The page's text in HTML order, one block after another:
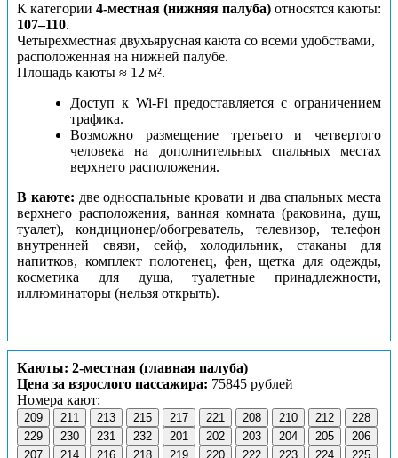
К категории 4-местная (нижняя палуба) относятся каюты:
107–110.
Четырехместная двухъярусная каюта со всеми удобствами,
расположенная на нижней палубе.
Площадь каюты ≈ 12 м².
Доступ к Wi-Fi предоставляется с ограничением
трафика.
Возможно размещение третьего и четвертого
человека на дополнительных спальных местах
верхнего расположения.
В каюте: две односпальные кровати и два спальных места
верхнего расположения, ванная комната (раковина, душ,
туалет), кондиционер/обогреватель, телевизор, телефон
внутренней связи, сейф, холодильник, стаканы для
напитков, комплект полотенец, фен, щетка для одежды,
косметика для душа, туалетные принадлежности,
иллюминаторы (нельзя открыть).
Каюты: 2-местная (главная палуба)
Цена за взрослого пассажира: 75845 рублей
Номера кают:
209 211 213 215 217 221 208 210 212
228
229
230 231 232 201 202 203 204 205
206
207
214 216 218 219 220 222 223 224
225